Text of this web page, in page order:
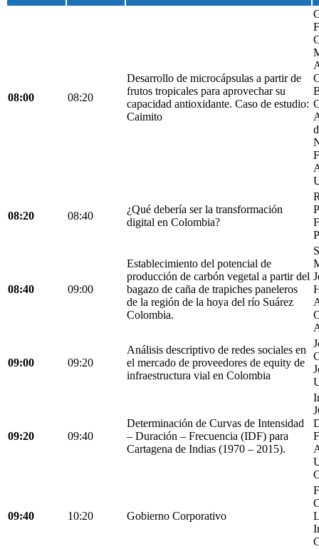
08:00 08:20
Desarrollo de microcápsulas a partir de
frutos tropicales para aprovechar su
capacidad antioxidante. Caso de estudio:
Caimito
08:20 08:40
¿Qué debería ser la transformación
digital en Colombia?
08:40 09:00
Establecimiento del potencial de
producción de carbón vegetal a partir del
bagazo de caña de trapiches paneleros
de la región de la hoya del río Suárez
Colombia.
09:00 09:20
Análisis descriptivo de redes sociales en
el mercado de proveedores de equity de
infraestructura vial en Colombia
09:20 09:40
Determinación de Curvas de Intensidad
– Duración – Frecuencia (IDF) para
Cartagena de Indias (1970 – 2015).
09:40 10:20 Gobierno Corporativo